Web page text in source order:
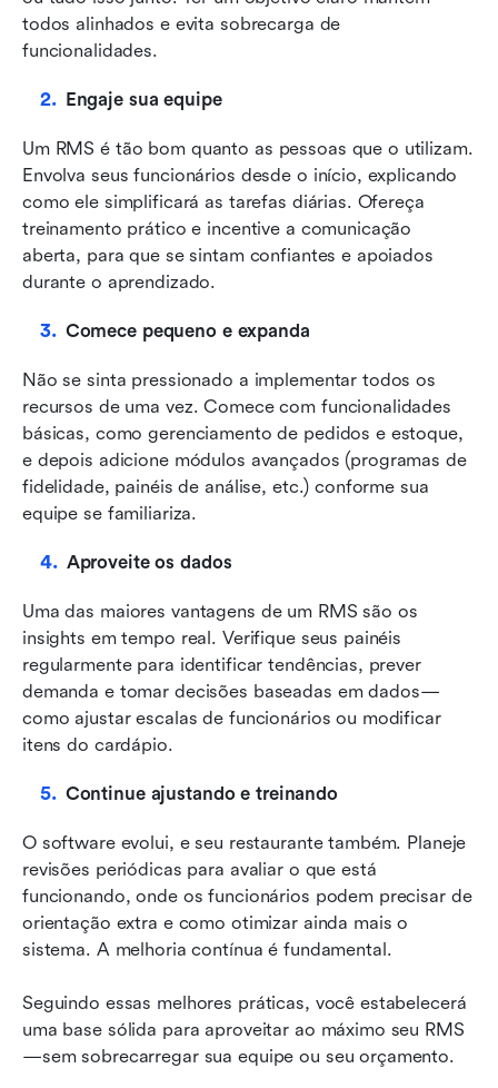
todos alinhados e evita sobrecarga de
funcionalidades.
Engaje sua equipe
Um RMS é tão bom quanto as pessoas que o utilizam.
Envolva seus funcionários desde o início, explicando
como ele simplificará as tarefas diárias. Ofereça
treinamento prático e incentive a comunicação
aberta, para que se sintam confiantes e apoiados
durante o aprendizado.
Comece pequeno e expanda
Não se sinta pressionado a implementar todos os
recursos de uma vez. Comece com funcionalidades
básicas, como gerenciamento de pedidos e estoque,
e depois adicione módulos avançados (programas de
fidelidade, painéis de análise, etc.) conforme sua
equipe se familiariza.
Aproveite os dados
Uma das maiores vantagens de um RMS são os
insights em tempo real. Verifique seus painéis
regularmente para identificar tendências, prever
demanda e tomar decisões baseadas em dados—
como ajustar escalas de funcionários ou modificar
itens do cardápio.
Continue ajustando e treinando
O software evolui, e seu restaurante também. Planeje
revisões periódicas para avaliar o que está
funcionando, onde os funcionários podem precisar de
orientação extra e como otimizar ainda mais o
sistema. A melhoria contínua é fundamental.
Seguindo essas melhores práticas, você estabelecerá
uma base sólida para aproveitar ao máximo seu RMS
—sem sobrecarregar sua equipe ou seu orçamento.